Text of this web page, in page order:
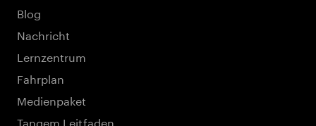
Blog
Nachricht
Lernzentrum
Fahrplan
Medienpaket
Tangem Leitfaden